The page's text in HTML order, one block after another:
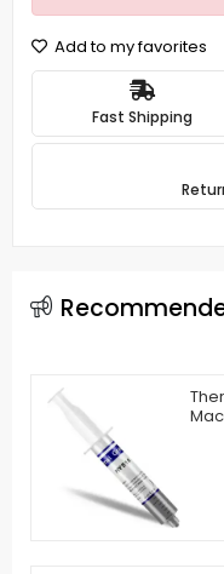
Add to my favorites
Fast Shipping